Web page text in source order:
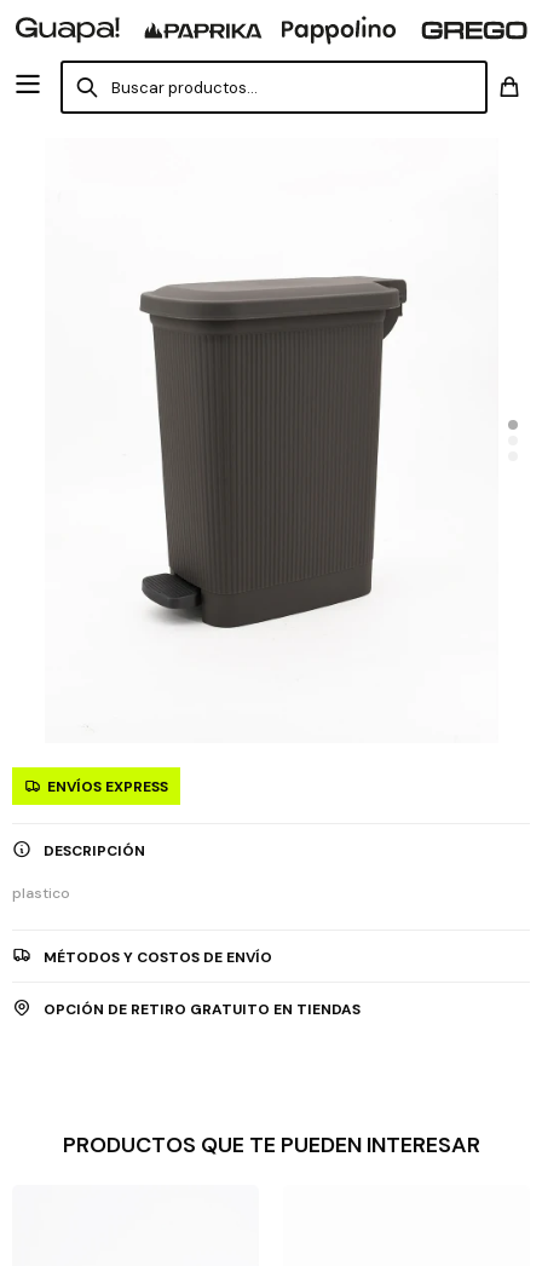
ENVÍOS EXPRESS
DESCRIPCIÓN
plastico
MÉTODOS Y COSTOS DE ENVÍO
OPCIÓN DE RETIRO GRATUITO EN TIENDAS
PRODUCTOS QUE TE PUEDEN INTERESAR